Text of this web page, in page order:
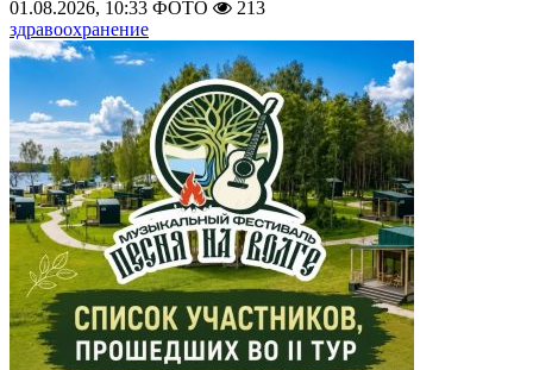
01.08.2026, 10:33 ФОТО
213
здравоохранение